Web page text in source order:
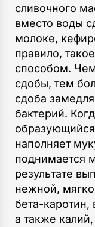
сливочного
вместо воды
молоке,
правило,
способом.
сдобы, тем
сдоба
бактерий.
наполняет
поднимается
результате
нежной,
бета-
а также